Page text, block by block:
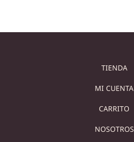
TIENDA
MI CUENTA
CARRITO
NOSOTROS